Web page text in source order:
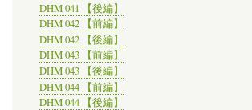
DHM 041 【後編】
DHM 042 【前編】
DHM 042 【後編】
DHM 043 【前編】
DHM 043 【後編】
DHM 044 【前編】
DHM 044 【後編】